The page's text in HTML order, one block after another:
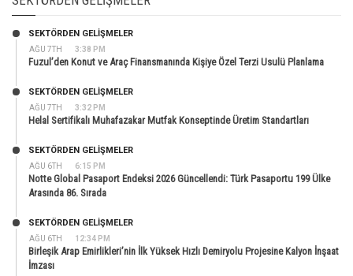
AĞU 7TH 3:38 PM
SEKTÖRDEN GELIŞMELER
Fuzul’den Konut ve Araç Finansmanında Kişiye Özel Terzi Usulü Planlama
AĞU 7TH 3:32 PM
SEKTÖRDEN GELIŞMELER
Helal Sertifikalı Muhafazakar Mutfak Konseptinde Üretim Standartları
AĞU 6TH 6:15 PM
SEKTÖRDEN GELIŞMELER
Notte Global Pasaport Endeksi 2026 Güncellendi: Türk Pasaportu 199 Ülke
Arasında 86. Sırada
AĞU 6TH 12:34 PM
SEKTÖRDEN GELIŞMELER
Birleşik Arap Emirlikleri’nin İlk Yüksek Hızlı Demiryolu Projesine Kalyon İnşaat
İmzası